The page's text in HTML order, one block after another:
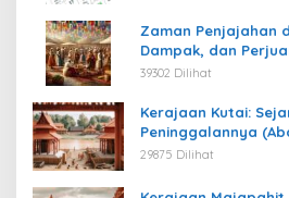
Zaman Penjajahan
Dampak, dan
Kemerdekaan
39302 Dilihat
Kerajaan Kutai:
Peninggalannya
29875 Dilihat